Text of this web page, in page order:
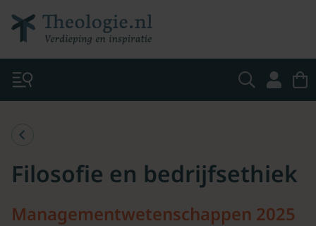
Filosofie en bedrijfsethiek
Managementwetenschappen 2025